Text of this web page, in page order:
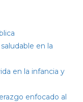
en la
en la infancia y
enfocado al